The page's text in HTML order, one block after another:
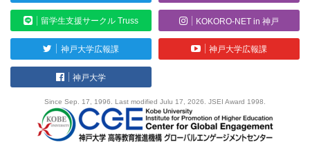
留学生支援サークル Truss KOKORO-NET in 神戸
神戸大学広報課 神戸大学広報課
神戸大学
Since Sep. 17, 1996. Last modified Julu 17, 2026. JSEI Award 1998.